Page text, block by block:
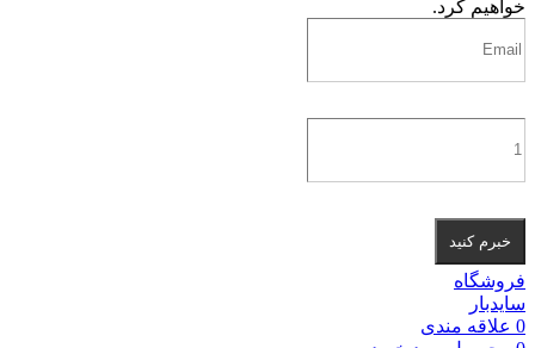
خواهیم کرد.
خبرم کنید
فروشگاه
سایدبار
0 علاقه مندی